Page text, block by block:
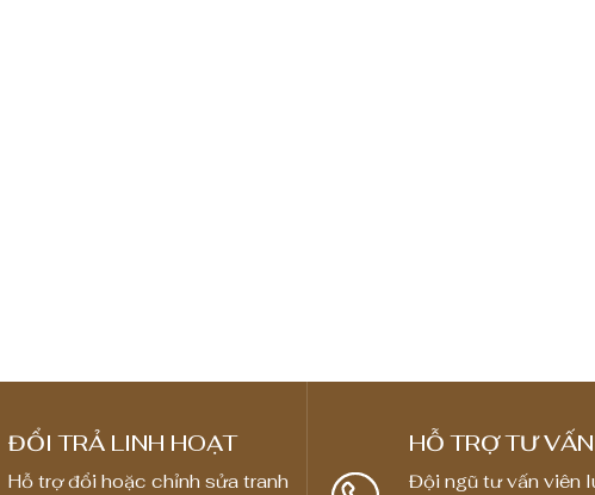
ĐỔI TRẢ LINH HOẠT
Hỗ trợ đổi hoặc chỉnh sửa tranh
HỖ TRỢ TƯ
Đội ngũ tư vấn viên